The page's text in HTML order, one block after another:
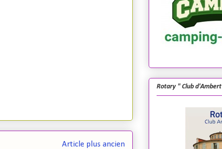
Article plus ancien
Rotary " Club